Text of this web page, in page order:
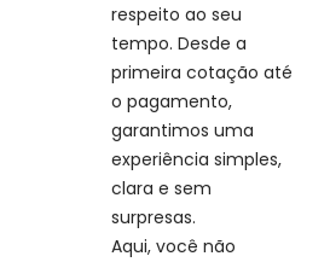
respeito ao seu
tempo. Desde a
primeira cotação até
o pagamento,
garantimos uma
experiência simples,
clara e sem
surpresas.
Aqui, você não